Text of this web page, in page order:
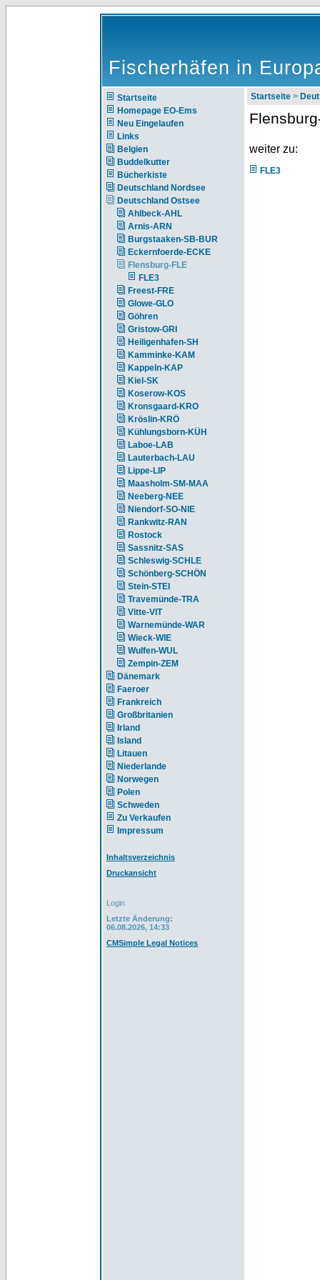
Fischerhäfen in
Startseite
Homepage EO-Ems
Neu Eingelaufen
Links
Belgien
Buddelkutter
Bücherkiste
Deutschland Nordsee
Deutschland Ostsee
Ahlbeck-AHL
Arnis-ARN
Burgstaaken-SB-BUR
Eckernfoerde-ECKE
Flensburg-FLE
FLE3
Freest-FRE
Glowe-GLO
Göhren
Gristow-GRI
Heiligenhafen-SH
Kamminke-KAM
Kappeln-KAP
Kiel-SK
Koserow-KOS
Kronsgaard-KRO
Kröslin-KRÖ
Kühlungsborn-KÜH
Laboe-LAB
Lauterbach-LAU
Lippe-LIP
Maasholm-SM-MAA
Neeberg-NEE
Niendorf-SO-NIE
Rankwitz-RAN
Rostock
Sassnitz-SAS
Schleswig-SCHLE
Schönberg-SCHÖN
Stein-STEI
Travemünde-TRA
Vitte-VIT
Warnemünde-WAR
Wieck-WIE
Wulfen-WUL
Zempin-ZEM
Dänemark
Faeroer
Frankreich
Großbritanien
Irland
Island
Litauen
Niederlande
Norwegen
Polen
Schweden
Zu Verkaufen
Impressum
Inhaltsverzeichnis
Druckansicht
Login
Letzte Änderung:
06.08.2026, 14:33
CMSimple Legal Notices
Startseite >
weiter zu:
FLE3